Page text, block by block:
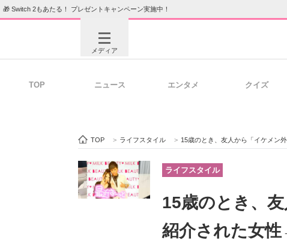
🎁 Switch 2もあたる！ プレゼントキャンペーン実施中！
メディア
ビジネスと働き方のヒント
TOP ニュース エンタメ クイズ
TOP > ライフスタイル > 15歳のとき、友人から「イケメン外国人」
ライフスタイル
15歳のとき、
紹介された女